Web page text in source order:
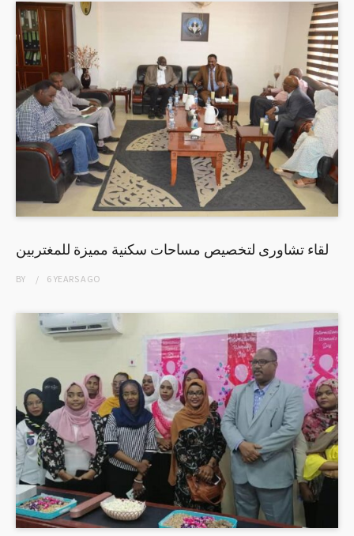
لقاء تشاورى لتخصيص مساحات سكنية مميزة للمغتربين
BY 6 YEARSAGO